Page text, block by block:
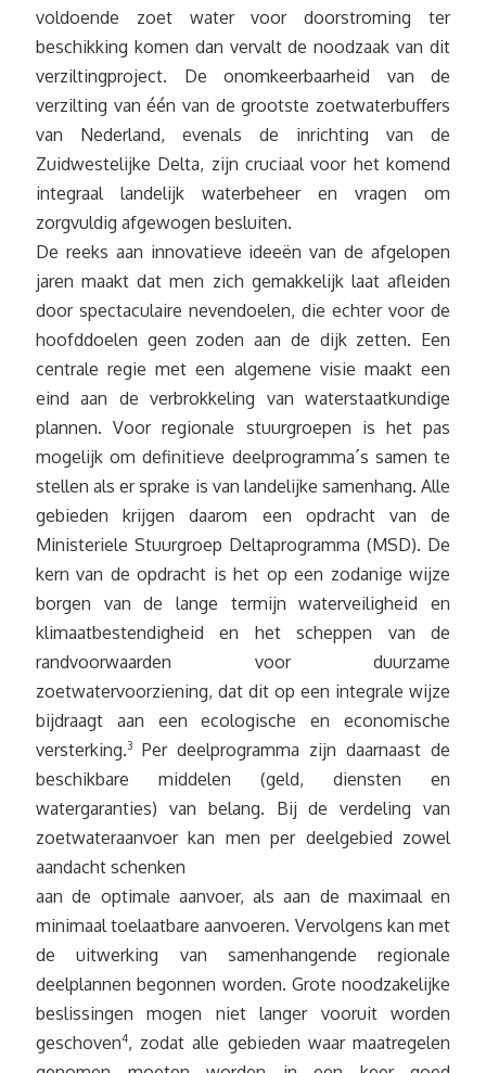
voldoende zoet water voor doorstroming ter
beschikking komen dan vervalt de noodzaak van dit
verziltingproject. De onomkeerbaarheid van de
verzilting van één van de grootste zoetwaterbuffers
van Nederland, evenals de inrichting van de
Zuidwestelijke Delta, zijn cruciaal voor het komend
integraal landelijk waterbeheer en vragen om
zorgvuldig afgewogen besluiten.
De reeks aan innovatieve ideeën van de afgelopen
jaren maakt dat men zich gemakkelijk laat afleiden
door spectaculaire nevendoelen, die echter voor de
hoofddoelen geen zoden aan de dijk zetten. Een
centrale regie met een algemene visie maakt een
eind aan de verbrokkeling van waterstaatkundige
plannen. Voor regionale stuurgroepen is het pas
mogelijk om definitieve deelprogramma´s samen te
stellen als er sprake is van landelijke samenhang. Alle
gebieden krijgen daarom een opdracht van de
Ministeriele Stuurgroep Deltaprogramma (MSD). De
kern van de opdracht is het op een zodanige wijze
borgen van de lange termijn waterveiligheid en
klimaatbestendigheid en het scheppen van de
randvoorwaarden voor duurzame
zoetwatervoorziening, dat dit op een integrale wijze
bijdraagt aan een ecologische en economische
versterking.3
Per deelprogramma zijn daarnaast de
beschikbare middelen (geld, diensten en
watergaranties) van belang. Bij de verdeling van
zoetwateraanvoer kan men per deelgebied zowel
aandacht schenken
aan de optimale aanvoer, als aan de maximaal en
minimaal toelaatbare aanvoeren. Vervolgens kan met
de uitwerking van samenhangende regionale
deelplannen begonnen worden. Grote noodzakelijke
beslissingen mogen niet langer vooruit worden
geschoven4, zodat alle gebieden waar maatregelen